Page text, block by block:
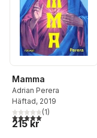
Mamma
Adrian Perera
Häftad, 2019
5,0utav 5 stjärnor. Totalt
(1)
215 kr